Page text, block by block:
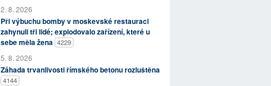
2. 8. 2026
Při výbuchu bomby v moskevské restauraci
zahynuli tři lidé; explodovalo zařízení, které u
sebe měla žena 4229
5. 8. 2026
Záhada trvanlivosti římského betonu rozluštěna
4144